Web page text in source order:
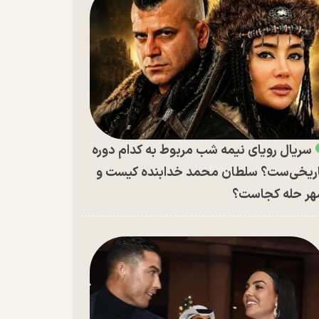
سریال رویای نیمه شب مربوط به کدام دوره
سلطان محمد خدابنده کیست و
حله کجاست؟